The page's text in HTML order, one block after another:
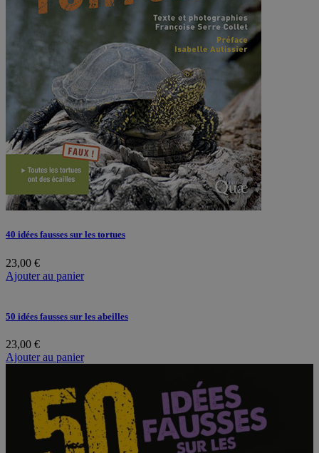
40 idées fausses sur les tortues
23,00 €
Ajouter au panier
50 idées fausses sur les abeilles
23,00 €
Ajouter au panier